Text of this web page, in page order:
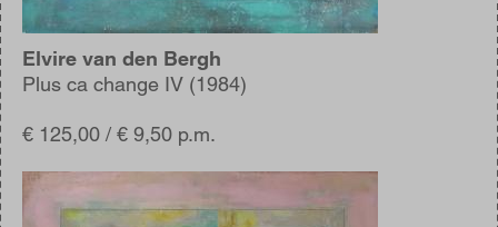
Elvire van den Bergh
Plus ca change IV (1984)
€ 125,00 / € 9,50 p.m.
Afbeelding